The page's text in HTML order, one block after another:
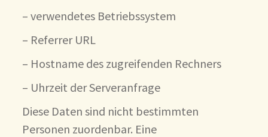
– verwendetes Betriebssystem
– Referrer URL
– Hostname des zugreifenden Rechners
– Uhrzeit der Serveranfrage
Diese Daten sind nicht bestimmten
Personen zuordenbar. Eine